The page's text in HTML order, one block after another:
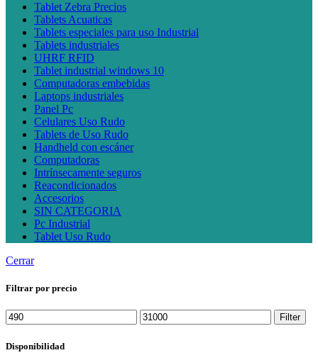
Tablet Zebra Precios
Tablets Acuaticas
Tablets especiales para uso Industrial
Tablets industriales
UHRF RFID
Tablet industrial windows 10
Computadoras embebidas
Laptops industriales
Panel Pc
Celulares Uso Rudo
Tablets de Uso Rudo
Handheld con escáner
Computadoras
Intrínsecamente seguros
Reacondicionados
Accesorios
SIN CATEGORIA
Pc Industrial
Tablet Uso Rudo
Cerrar
Filtrar por precio
Min
price
Max
price
Filter
Disponibilidad